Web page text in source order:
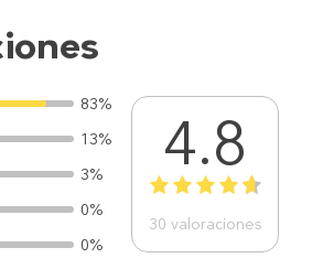
83%
13%
3%
0%
0%
4.8
1 2 3 4 5
30 valoraciones